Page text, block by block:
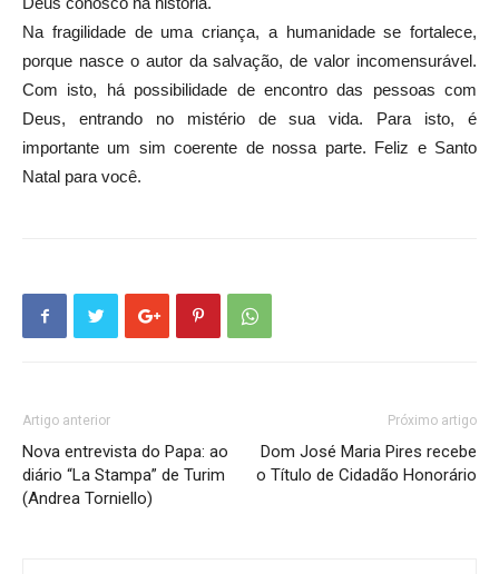
Na fragilidade de uma criança, a humanidade se fortalece,
porque nasce o autor da salvação, de valor incomensurável.
Com isto, há possibilidade de encontro das pessoas com
Deus, entrando no mistério de sua vida. Para isto, é
importante um sim coerente de nossa parte. Feliz e Santo
Natal para você.
Artigo anterior
Nova entrevista do Papa: ao
diário “La Stampa” de Turim
(Andrea Torniello)
Próximo artigo
Dom José Maria Pires recebe
o Título de Cidadão Honorário